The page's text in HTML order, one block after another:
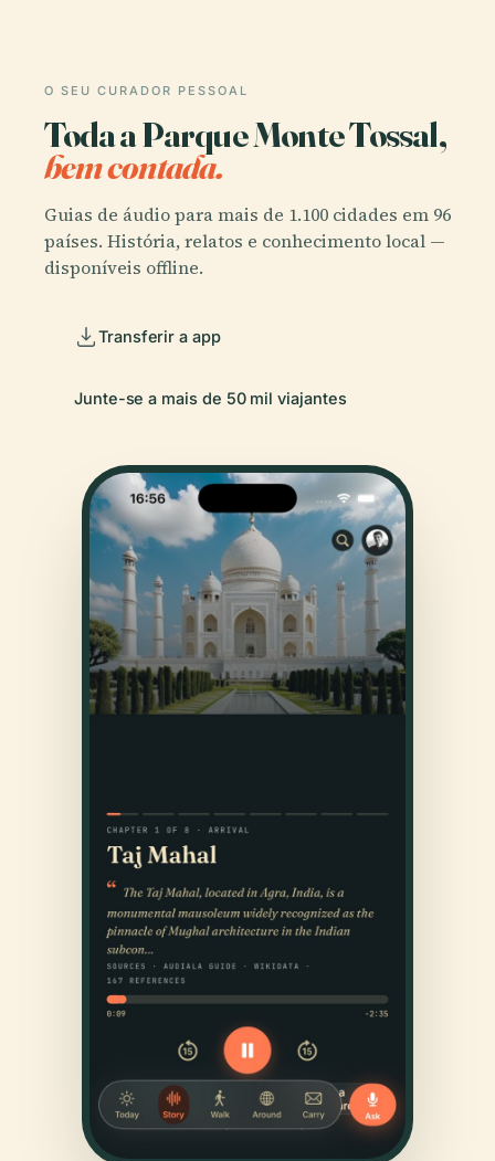
O SEU CURADOR PESSOAL
Toda a Parque Monte Tossal,
bem contada.
Guias de áudio para mais de 1.100 cidades em 96
países. História, relatos e conhecimento local —
disponíveis offline.
Transferir a app
Junte-se a mais de 50 mil viajantes